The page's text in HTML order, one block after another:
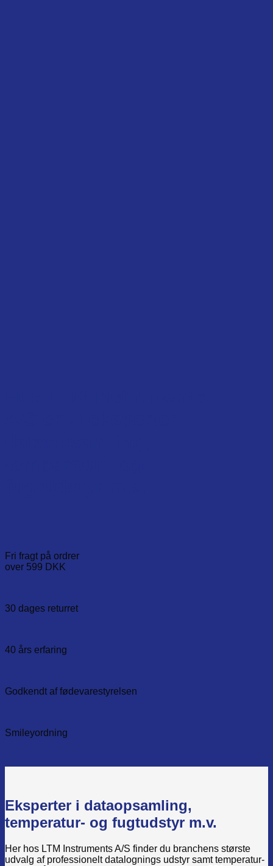
Fri fragt på ordrer
over 599 DKK
30 dages returret
40 års erfaring
Godkendt af fødevarestyrelsen
Smileyordning
Eksperter i dataopsamling,
temperatur- og fugtudstyr m.v.
Her hos LTM Instruments A/S finder du branchens største
udvalg af professionelt datalognings udstyr samt temperatur-